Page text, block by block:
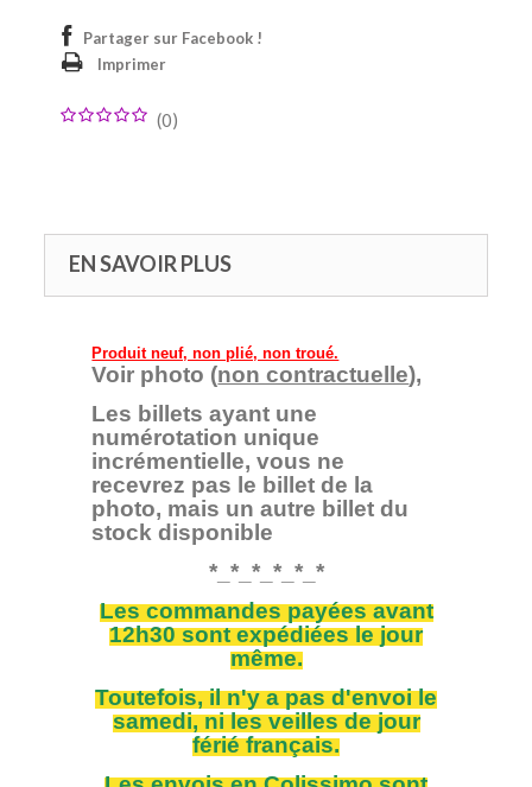
Partager sur Facebook !
Imprimer
(0)
EN SAVOIR PLUS
Produit neuf, non plié, non troué.
Voir photo (non contractuelle),
Les billets ayant une
numérotation unique
incrémentielle, vous ne
recevrez pas le billet de la
photo, mais un autre billet du
stock disponible
*_*_*_*_*_*
Les commandes payées avant
12h30 sont expédiées le jour
même.
Toutefois, il n'y a pas d'envoi le
samedi, ni les veilles de jour
férié français.